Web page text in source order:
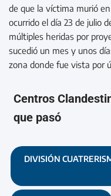
de que la víctima murió
ocurrido el día 23 de julio
múltiples heridas por
sucedió un mes y unos
zona donde fue vista por
Centros
que pasó
DIVISIÓN